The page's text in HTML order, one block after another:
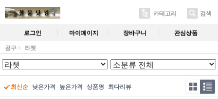
카테고리 검색
로그인 마이페이지 장바구니 관심상품
공구 라쳇
최신순 낮은가격 높은가격 상품명 최다리뷰